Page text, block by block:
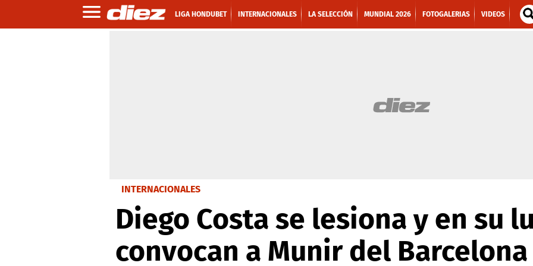
LIGA HONDUBET INTERNACIONALES LA SELECCIÓN MUNDIAL 2026 FOTOGALERIAS VIDEOS
INTERNACIONALES
Diego Costa se lesiona y en su
convocan a Munir del Barcelona